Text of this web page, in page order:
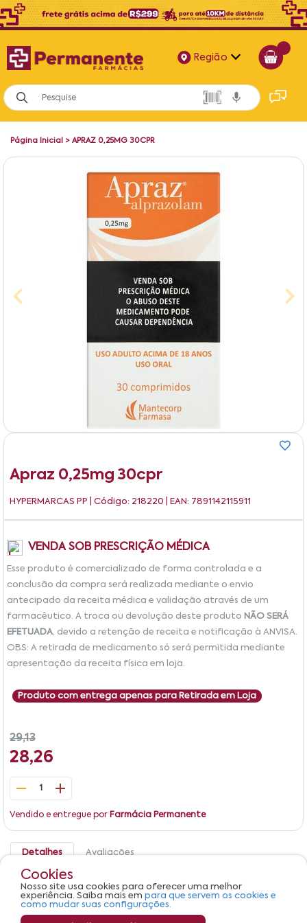
Região
Alagoas
Bahia
Pernambuco
Página Inicial > APRAZ 0,25MG 30CPR
Apraz 0,25mg 30cpr
HYPERMARCAS PP | Código: 218220 | EAN: 7891142115911
VENDA SOB PRESCRIÇÃO MÉDICA
Esse produto é comercializado de forma controlada e a
conclusão da compra será realizada mediante o envio
antecipado da receita médica e validação através de um
farmacêutico. A troca ou devolução deste produto NÃO SERÁ
EFETUADA, devido a retenção de receita e notificação à ANVISA.
OBS: A retirada de medicamento só será permitida mediante
apresentação da receita física em loja.
Produto com entrega apenas para Retirada em Loja
29,13
28,26
1
Vendido e entregue por Farmácia Permanente
Detalhes Avaliações
Apraz 0,25mg Mantecorp Farmasa Caixa 30
Comprimidos
Cookies
Nosso site usa cookies para oferecer uma melhor
experiência. Saiba mais em para que servem os cookies e
como mudar suas configurações.